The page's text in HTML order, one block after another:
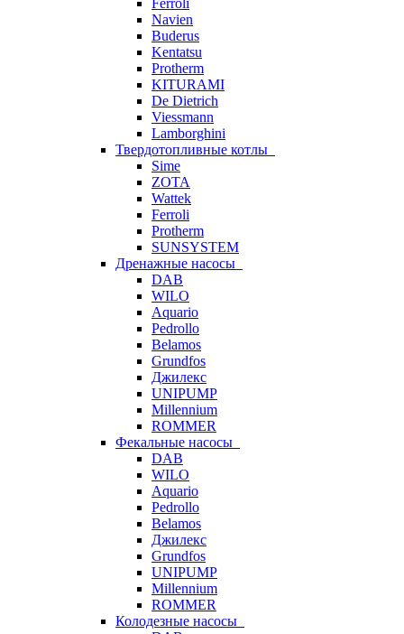
Ferroli
Navien
Buderus
Kentatsu
Protherm
KITURAMI
De Dietrich
Viessmann
Lamborghini
Твердотопливные котлы
Sime
ZOTA
Wattek
Ferroli
Protherm
SUNSYSTEM
Дренажные насосы
DAB
WILO
Aquario
Pedrollo
Belamos
Grundfos
Джилекс
UNIPUMP
Millennium
ROMMER
Фекальные насосы
DAB
WILO
Aquario
Pedrollo
Belamos
Джилекс
Grundfos
UNIPUMP
Millennium
ROMMER
Колодезные насосы